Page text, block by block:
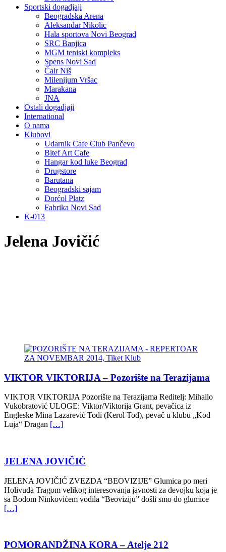
Sportski dogadjaji
Beogradska Arena
Aleksandar Nikolic
Hala sportova Novi Beograd
SRC Banjica
MGM teniski kompleks
Spens Novi Sad
Čair Niš
Milenijum Vršac
Marakana
JNA
Ostali dogadjaji
International
O nama
Klubovi
Udarnik Cafe Club Pančevo
Bitef Art Cafe
Hangar kod luke Beograd
Drugstore
Barutana
Beogradski sajam
Dorćol Platz
Fabrika Novi Sad
K-013
Jelena Jovičić
VIKTOR VIKTORIJA – Pozorište na Terazijama
VIKTOR VIKTORIJA Pozorište na Terazijama Reditelj: Mihailo
Vukobratović ULOGE: Viktor/Viktorija Grant, pevačica iz
Engleske Mina Lazarević Todi (Kerol Tod), pevač u klubu „Kod
Luja“ Dragan […]
JELENA JOVIČIĆ
JELENA JOVIČIĆ ZVEZDA “BEOVIZIJE” Glumica po meri
Holivuda Tragom velikog interesovanja javnosti za devojku koja je
sa Bodom Ninkovićem vodila “Beoviziju” došli smo do glumice
[…]
POMORANDŽINA KORA – Atelje 212